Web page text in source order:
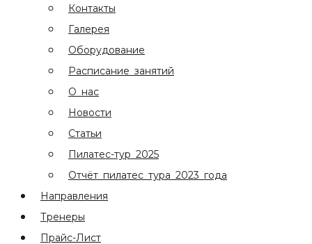
Контакты
Галерея
Оборудование
Расписание занятий
О нас
Новости
Статьи
Пилатес-тур 2025
Отчёт пилатес тура 2023 года
Направления
Тренеры
Прайс-Лист